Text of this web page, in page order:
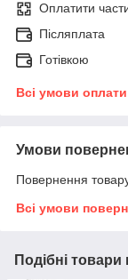
Оплатити
Післяплата
Готівкою
Всі умови оплати
Умови
Повернення
Всі умови
Подібні товари